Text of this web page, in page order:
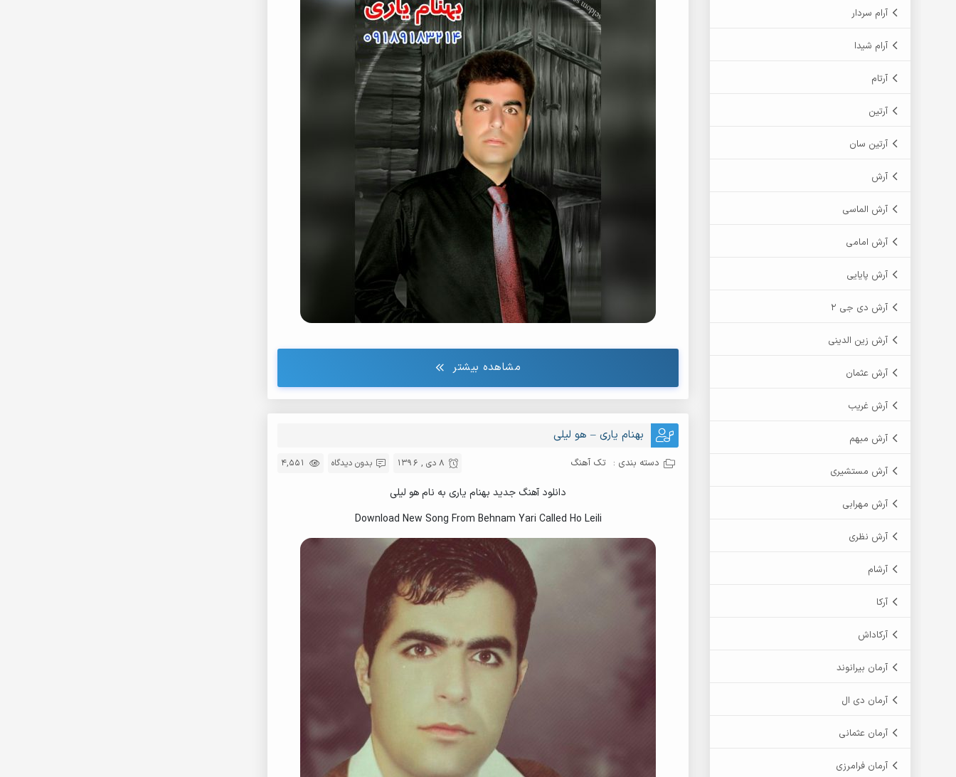
آرام سردار
آرام شیدا
آرتام
آرتین
آرتین سان
آرش
آرش الماسی
آرش امامی
آرش پایایی
آرش دی جی 2
آرش زین الدینی
آرش عثمان
آرش غریب
آرش مبهم
آرش مستشیری
آرش مهرابی
آرش نظری
آرشام
آرکا
آرکاداش
آرمان بیرانوند
آرمان دی ال
آرمان عثمانی
آرمان فرامرزی
مشاهده بیشتر
بهنام یاری – هو لیلی
دسته بندی : تک آهنگ 4,551 بدون دیدگاه 8 دی , 1396
دانلود آهنگ جدید بهنام یاری به نام هو لیلی
Download New Song From Behnam Yari Called Ho Leili